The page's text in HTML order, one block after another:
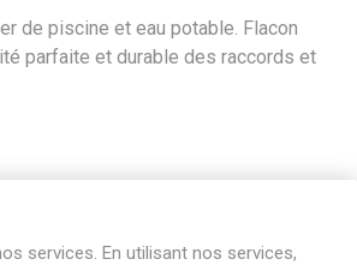
de piscine et eau potable. Flacon
parfaite et durable des raccords et
services. En utilisant nos services,